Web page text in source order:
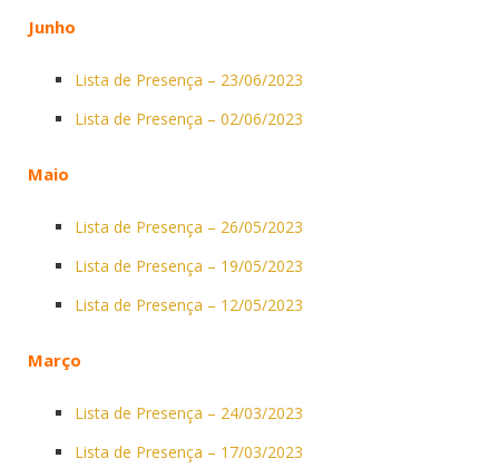
Junho
Lista de Presença – 23/06/2023
Lista de Presença – 02/06/2023
Maio
Lista de Presença – 26/05/2023
Lista de Presença – 19/05/2023
Lista de Presença – 12/05/2023
Março
Lista de Presença – 24/03/2023
Lista de Presença – 17/03/2023